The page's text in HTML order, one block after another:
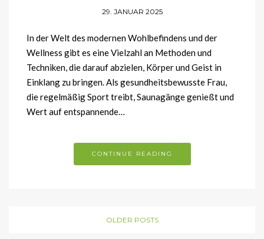
29. JANUAR 2025
In der Welt des modernen Wohlbefindens und der
Wellness gibt es eine Vielzahl an Methoden und
Techniken, die darauf abzielen, Körper und Geist in
Einklang zu bringen. Als gesundheitsbewusste Frau,
die regelmäßig Sport treibt, Saunagänge genießt und
Wert auf entspannende…
CONTINUE READING
OLDER POSTS